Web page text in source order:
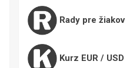
Rady pre žiakov
Kurz EUR / USD